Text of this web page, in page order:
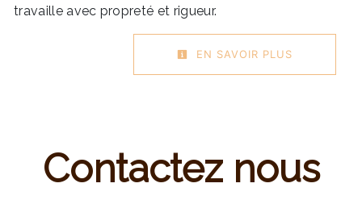
travaille avec propreté et rigueur.
EN SAVOIR PLUS
Contactez nous